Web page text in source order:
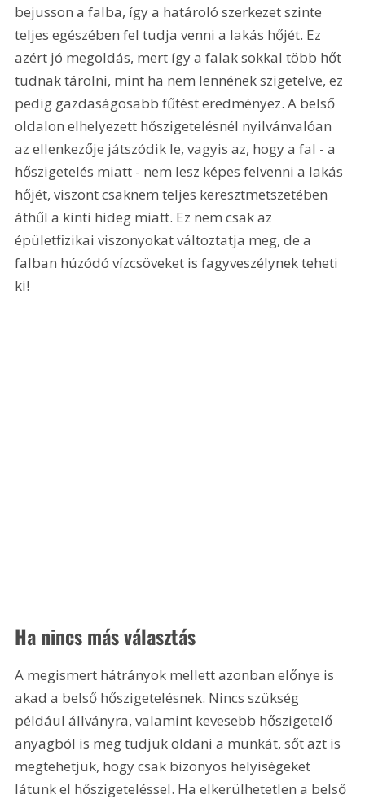
bejusson a falba, így a határoló szerkezet szinte
teljes egészében fel tudja venni a lakás hőjét. Ez
azért jó megoldás, mert így a falak sokkal több hőt
tudnak tárolni, mint ha nem lennének szigetelve, ez
pedig gazdaságosabb fűtést eredményez. A belső
oldalon elhelyezett hőszigetelésnél nyilvánvalóan
az ellenkezője játszódik le, vagyis az, hogy a fal - a
hőszigetelés miatt - nem lesz képes felvenni a lakás
hőjét, viszont csaknem teljes keresztmetszetében
áthűl a kinti hideg miatt. Ez nem csak az
épületfizikai viszonyokat változtatja meg, de a
falban húzódó vízcsöveket is fagyveszélynek teheti
ki!
Ha nincs más választás
A megismert hátrányok mellett azonban előnye is
akad a belső hőszigetelésnek. Nincs szükség
például állványra, valamint kevesebb hőszigetelő
anyagból is meg tudjuk oldani a munkát, sőt azt is
megtehetjük, hogy csak bizonyos helyiségeket
látunk el hőszigeteléssel. Ha elkerülhetetlen a belső